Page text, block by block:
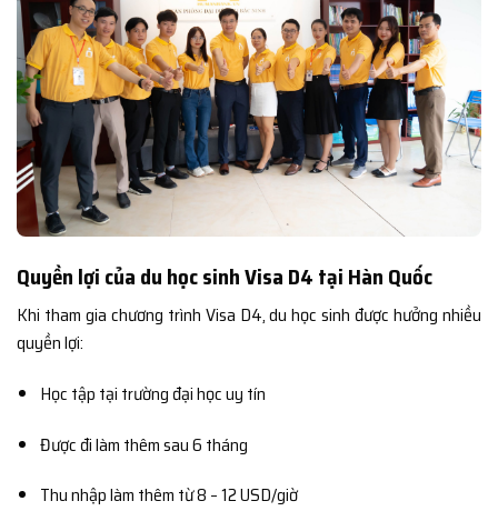
Quyền lợi của du học sinh Visa D4 tại Hàn Quốc
Khi tham gia chương trình Visa D4, du học sinh được hưởng nhiều
quyền lợi:
Học tập tại trường đại học uy tín
Được đi làm thêm sau 6 tháng
Thu nhập làm thêm từ 8 – 12 USD/giờ